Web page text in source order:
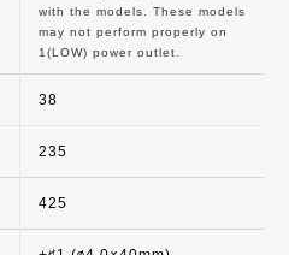
with the models. These models
may not perform properly on
1(LOW) power outlet.
38
235
425